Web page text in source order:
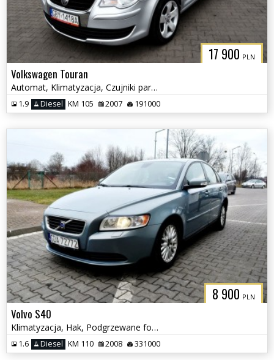
17 900 PLN
Volkswagen Touran
Automat, Klimatyzacja, Czujniki parkowania, Podgrzewane fotele
1.9 Diesel KM 105 2007 191000
8 900 PLN
Volvo S40
Klimatyzacja, Hak, Podgrzewane fotele, Tempomat
1.6 Diesel KM 110 2008 331000